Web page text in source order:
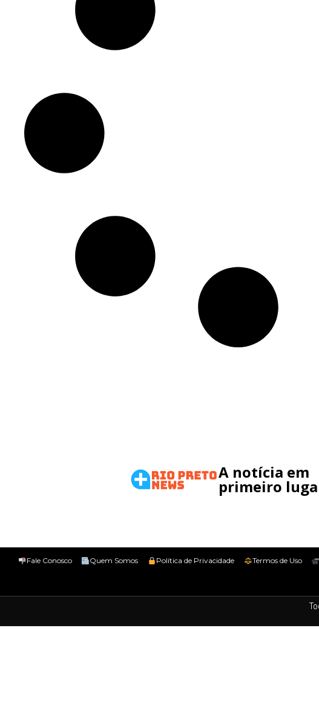
A notícia em
primeiro
Fale Conosco Quem Somos Política de Privacidade Termos de Uso